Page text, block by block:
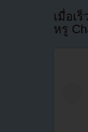
เมื่อเ
หรู